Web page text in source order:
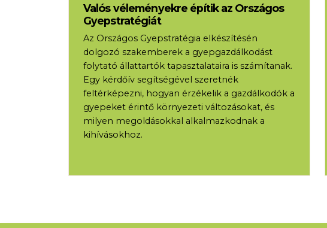
Valós véleményekre építik az Országos
Gyepstratégiát
Az Országos Gyepstratégia elkészítésén
dolgozó szakemberek a gyepgazdálkodást
folytató állattartók tapasztalataira is számítanak.
Egy kérdőív segítségével szeretnék
feltérképezni, hogyan érzékelik a gazdálkodók a
gyepeket érintő környezeti változásokat, és
milyen megoldásokkal alkalmazkodnak a
kihívásokhoz.